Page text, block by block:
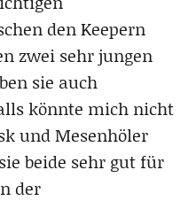
den Keepern
zwei sehr jungen
sie auch
könnte mich nicht
und Mesenhöler
beide sehr gut für
der